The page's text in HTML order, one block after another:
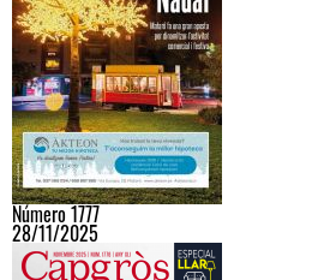
Número 1777
28/11/2025